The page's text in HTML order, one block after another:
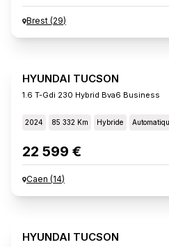
Brest (29)
HYUNDAI TUCSON
1.6 T-Gdi 230 Hybrid Bva6 Business
2024 85 332 Km Hybride
22 599 €
Caen (14)
HYUNDAI TUCSON